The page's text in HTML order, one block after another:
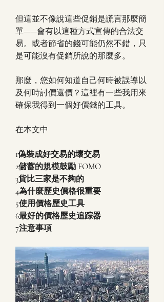
但這並不像說這些促銷是謊言那麼簡
單——會有以這種方式宣傳的合法交
易。或者節省的錢可能仍然不錯，只
是可能沒有促銷所說的那麼多。
那麼，您如何知道自己何時被誤導以
及何時討價還價？這裡有一些我用來
確保我得到一個好價錢的工具。
在本文中
1偽裝成好交易的壞交易
2儲蓄的規模鼓勵 FOMO
3貨比三家是不夠的
4為什麼歷史價格很重要
5使用價格歷史工具
6最好的價格歷史追踪器
7注意事項